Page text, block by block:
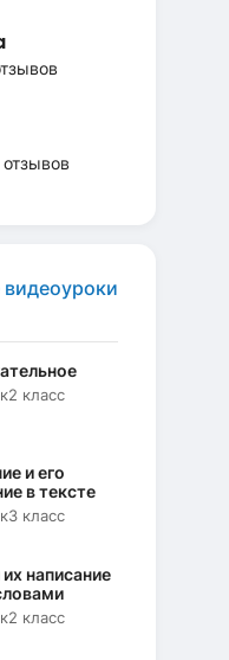
отзывов
видеоуроки
2 класс
и его
в тексте
3 класс
написание
2 класс